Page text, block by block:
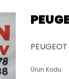
Ürün Kodu: